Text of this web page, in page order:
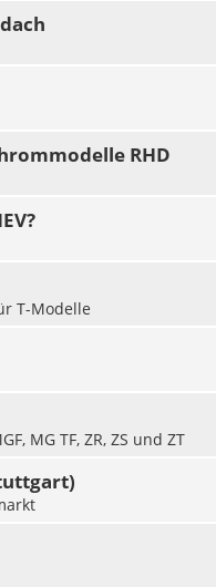
RHD
T-Modelle
MG TF, ZR, ZS und ZT